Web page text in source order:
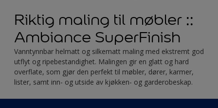
Riktig maling til møbler ::
Ambiance SuperFinish
Vanntynnbar helmatt og silkematt maling med ekstremt god
utflyt og ripebestandighet. Malingen gir en glatt og hard
overflate, som gjør den perfekt til møbler, dører, karmer,
lister, samt inn- og utside av kjøkken- og garderobeskap.